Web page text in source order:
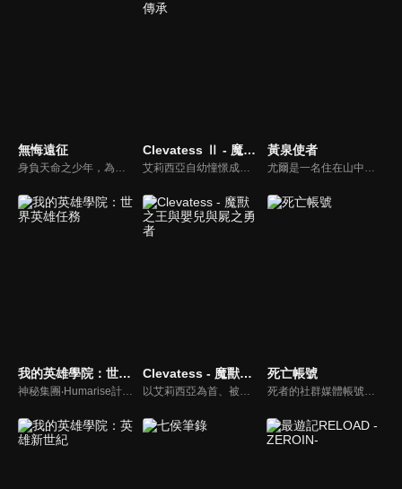
無悔遠征
身負天命之少年，為拯蒼生，毅然踏上艱難征程。一路雖艱險重重，然其心無悔，唯願天下重歸安寧之境。
Clevatess Ⅱ - 魔獸之王與虛假的勇者傳承
艾莉西亞自幼憧憬成為勇者，成為了由國王所選出的 13 名勇者之一。勇者們帶著傳說之劍，前往討伐魔獸王克雷巴特斯。然而他們的魯莽，卻意外引發了可能讓整個艾多西亞大陸的人族滅絕的最大危機。而世界僅存的希望，竟然是託付給魔獸王的一名嬰兒...... 第二季將接續第一季的發展，繼續講述魔獸王克雷巴特斯與這名人族嬰兒在充滿陰謀與危機的世界中，所展開的黑暗冒險與史詩篇章。
黃泉使者
尤爾是一名住在山中小村莊的獵人少年，靠著狩獵野鳥維生，與雙胞胎妹妹阿薩及村民們過著樸實的生活。然而，這樣平穩的日常卻被空中響起的""龍的叫聲""給撕裂了──安逸的村莊裡潛藏著傳承與謎團，這個村裡究竟藏著什麼祕密呢？尤爾的命運又會如何？謎團與不可思議縱橫交錯的嶄新使者戰鬥──緊張刺激的幻怪奇幻譚，現在揭開序幕。
我的英雄學院：世界英雄任務 Clevatess - 魔獸之王與嬰兒與屍之勇者 死亡帳號